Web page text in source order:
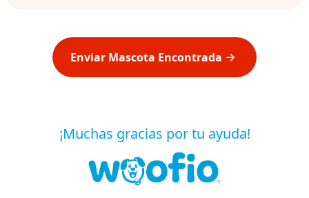
Enviar Mascota Encontrada
¡Muchas gracias por tu ayuda!